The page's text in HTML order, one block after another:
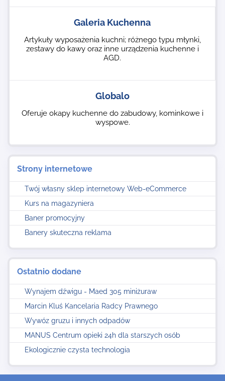
Strony internetowe
Twój własny sklep internetowy Web-eCommerce
Kurs na magazyniera
Baner promocyjny
Banery skuteczna reklama
Ostatnio dodane
Wynajem dźwigu - Maed 305 miniżuraw
Marcin Kluś Kancelaria Radcy Prawnego
Wywóz gruzu i innych odpadów
MANUS Centrum opieki 24h dla starszych osób
Ekologicznie czysta technologia
Galeria Kuchenna
Artykuły wyposażenia kuchni; różnego typu młynki,
zestawy do kawy oraz inne urządzenia kuchenne i
AGD.
Globalo
Oferuje okapy kuchenne do zabudowy, kominkowe i
wyspowe.